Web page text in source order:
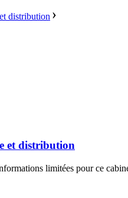
distribution
et distribution
limitées pour ce